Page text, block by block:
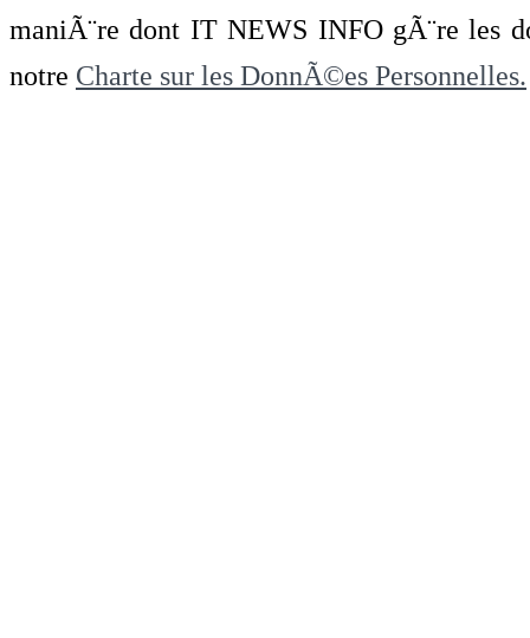
maniÃ¨re dont IT NEWS INFO gÃ¨re les
notre Charte sur les DonnÃ©es Personnelles.